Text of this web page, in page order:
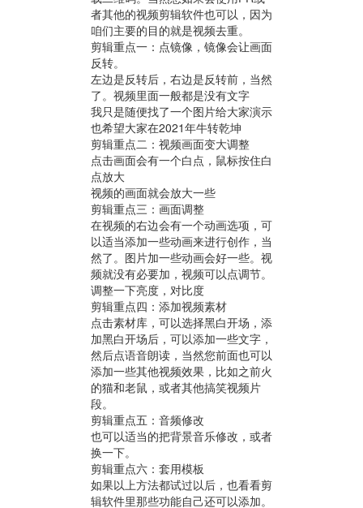
者其他的视频剪辑软件也可以，因为
咱们主要的目的就是视频去重。
剪辑重点一：点镜像，镜像会让画面
反转。
左边是反转后，右边是反转前，当然
了。视频里面一般都是没有文字
我只是随便找了一个图片给大家演示
也希望大家在2021年牛转乾坤
剪辑重点二：视频画面变大调整
点击画面会有一个白点，鼠标按住白
点放大
视频的画面就会放大一些
剪辑重点三：画面调整
在视频的右边会有一个动画选项，可
以适当添加一些动画来进行创作，当
然了。图片加一些动画会好一些。视
频就没有必要加，视频可以点调节。
调整一下亮度，对比度
剪辑重点四：添加视频素材
点击素材库，可以选择黑白开场，添
加黑白开场后，可以添加一些文字，
然后点语音朗读，当然您前面也可以
添加一些其他视频效果，比如之前火
的猫和老鼠，或者其他搞笑视频片
段。
剪辑重点五：音频修改
也可以适当的把背景音乐修改，或者
换一下。
剪辑重点六：套用模板
如果以上方法都试过以后，也看看剪
辑软件里那些功能自己还可以添加。